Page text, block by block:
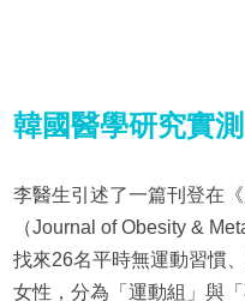
韓國醫學研究實
李醫生引述了一篇刊登在
（Journal of Obesity &
找來26名平時無運動習慣
女性，分為「運動組」與